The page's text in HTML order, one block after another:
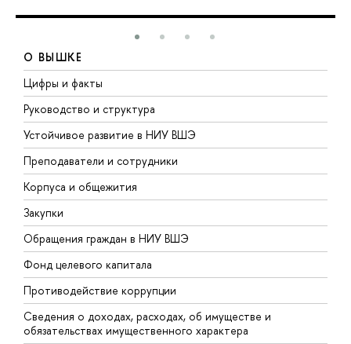
О ВЫШКЕ
Цифры и факты
Руководство и структура
Устойчивое развитие в НИУ ВШЭ
Преподаватели и сотрудники
Корпуса и общежития
Закупки
Обращения граждан в НИУ ВШЭ
Фонд целевого капитала
Противодействие коррупции
Сведения о доходах, расходах, об имуществе и
обязательствах имущественного характера